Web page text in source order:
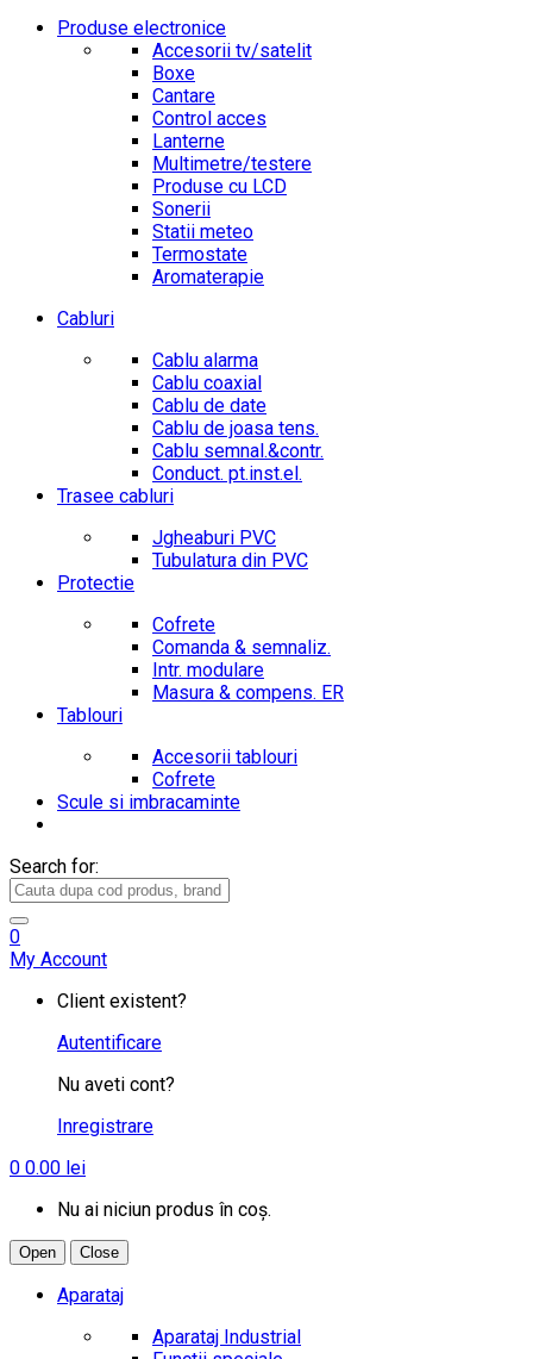
Produse electronice
Accesorii tv/satelit
Boxe
Cantare
Control acces
Lanterne
Multimetre/testere
Produse cu LCD
Sonerii
Statii meteo
Termostate
Aromaterapie
Cabluri
Cablu alarma
Cablu coaxial
Cablu de date
Cablu de joasa tens.
Cablu semnal.&contr.
Conduct. pt.inst.el.
Trasee cabluri
Jgheaburi PVC
Tubulatura din PVC
Protectie
Cofrete
Comanda & semnaliz.
Intr. modulare
Masura & compens. ER
Tablouri
Accesorii tablouri
Cofrete
Scule si imbracaminte
Search for:
0
My Account
Client existent?
Autentificare
Nu aveti cont?
Inregistrare
0 0.00 lei
Nu ai niciun produs în coș.
Open Close
Aparataj
Aparataj Industrial